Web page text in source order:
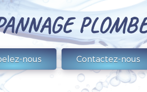
nous Contactez-nous